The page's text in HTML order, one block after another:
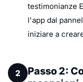
testimonianze
l'app dal
iniziare a
2
Passo 2: